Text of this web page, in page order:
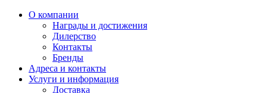
О компании
Награды и достижения
Дилерство
Контакты
Бренды
Адреса и контакты
Услуги и информация
Доставка